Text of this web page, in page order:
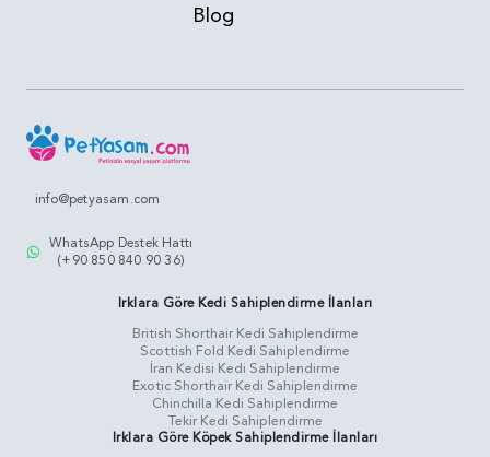
Blog
info@petyasam.com
WhatsApp Destek Hattı
(+90 850 840 90 36)
Irklara Göre Kedi Sahiplendirme İlanları
British Shorthair Kedi Sahiplendirme
Scottish Fold Kedi Sahiplendirme
İran Kedisi Kedi Sahiplendirme
Exotic Shorthair Kedi Sahiplendirme
Chinchilla Kedi Sahiplendirme
Tekir Kedi Sahiplendirme
Irklara Göre Köpek Sahiplendirme İlanları